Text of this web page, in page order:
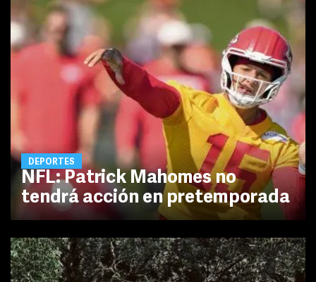
DEPORTES
NFL: Patrick Mahomes no
tendrá acción en pretemporada